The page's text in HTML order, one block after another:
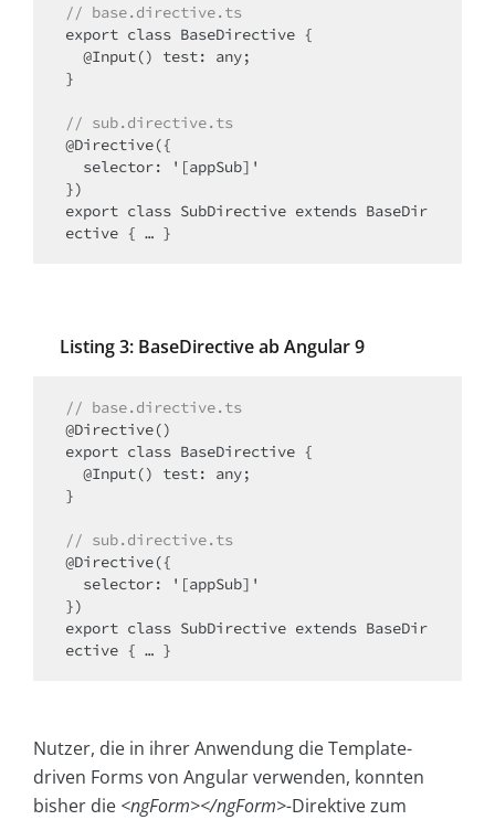
// base.directive.ts
export class BaseDirective {
}
// sub.directive.ts
@Directive({
})
export class SubDirective extends BaseDir
ective { … }
Listing 3: BaseDirective ab Angular 9
// base.directive.ts
@Directive()
export class BaseDirective {
}
// sub.directive.ts
@Directive({
})
export class SubDirective extends BaseDir
ective { … }
Nutzer, die in ihrer Anwendung die Template-
driven Forms von Angular verwenden, konnten
bisher die <ngForm></ngForm>-Direktive zum